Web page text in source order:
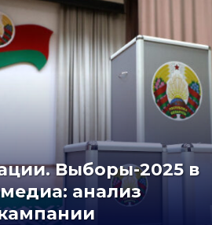
Выборы-2025 в
анализ